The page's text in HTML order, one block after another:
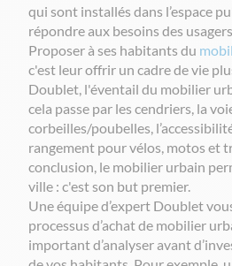
qui sont installés dans l’espace
répondre aux besoins des
Proposer à ses habitants du
c'est leur offrir un cadre de vie
Doublet, l'éventail du mobilier
cela passe par les cendriers, la
corbeilles/poubelles,
rangement pour vélos, motos et
conclusion, le mobilier urbain
ville : c'est son but premier.
Une équipe d’expert Doublet
processus d’achat de mobilier
important d’analyser avant